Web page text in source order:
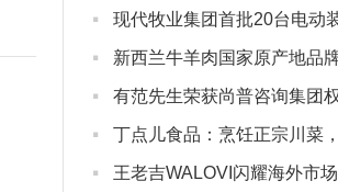
·
·
· 有范先生荣获尚普咨询集团
·
·